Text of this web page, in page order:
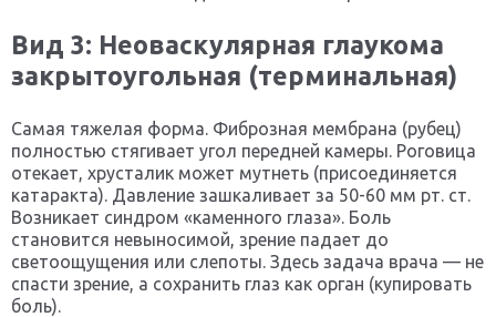
Вид 3: Неоваскулярная глаукома
закрытоугольная (терминальная)
Самая тяжелая форма. Фиброзная мембрана (рубец)
полностью стягивает угол передней камеры. Роговица
отекает, хрусталик может мутнеть (присоединяется
катаракта). Давление зашкаливает за 50-60 мм рт. ст.
Возникает синдром «каменного глаза». Боль
становится невыносимой, зрение падает до
светоощущения или слепоты. Здесь задача врача — не
спасти зрение, а сохранить глаз как орган (купировать
боль).